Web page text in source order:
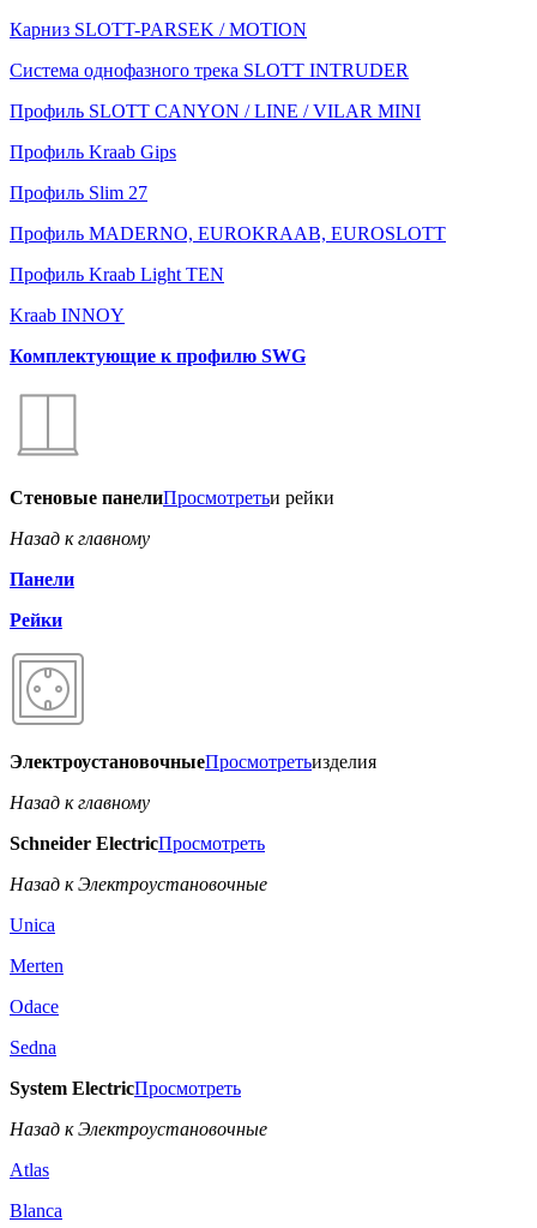
Карниз SLOTT-PARSEK / MOTION
Система однофазного трека SLOTT INTRUDER
Профиль SLOTT CANYON / LINE / VILAR MINI
Профиль Kraab Gips
Профиль Slim 27
Профиль MADERNO, EUROKRAAB, EUROSLOTT
Профиль Kraab Light TEN
Kraab INNOY
Комплектующие к профилю SWG
Стеновые панелиПросмотретьи рейки
Назад к главному
Панели
Рейки
ЭлектроустановочныеПросмотретьизделия
Назад к главному
Schneider ElectricПросмотреть
Назад к Электроустановочные
Unica
Merten
Odace
Sedna
System ElectricПросмотреть
Назад к Электроустановочные
Atlas
Blanca